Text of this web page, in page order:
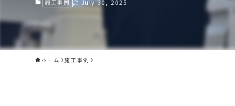
施工事例 July 30, 2025
ホーム 施工事例